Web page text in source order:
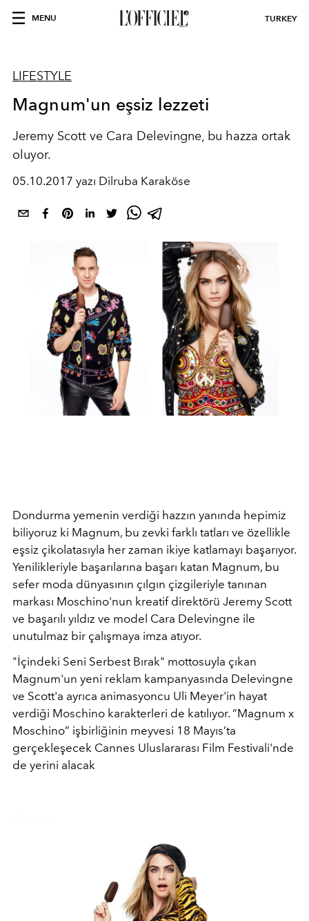
MENU TURKEY
LIFESTYLE
Magnum'un eşsiz lezzeti
Jeremy Scott ve Cara Delevingne, bu hazza ortak
oluyor.
05.10.2017 yazı Dilruba Karaköse
Dondurma yemenin verdiği hazzın yanında hepimiz
biliyoruz ki Magnum, bu zevki farklı tatları ve özellikle
eşsiz çikolatasıyla her zaman ikiye katlamayı başarıyor.
Yenilikleriyle başarılarına başarı katan Magnum, bu
sefer moda dünyasının çılgın çizgileriyle tanınan
markası Moschino'nun kreatif direktörü Jeremy Scott
ve başarılı yıldız ve model Cara Delevingne ile
unutulmaz bir çalışmaya imza atıyor.
"İçindeki Seni Serbest Bırak" mottosuyla çıkan
Magnum'un yeni reklam kampanyasında Delevingne
ve Scott'a ayrıca animasyoncu Uli Meyer'in hayat
verdiği Moschino karakterleri de katılıyor. “Magnum x
Moschino” işbirliğinin meyvesi 18 Mayıs’ta
gerçekleşecek Cannes Uluslararası Film Festivali'nde
de yerini alacak